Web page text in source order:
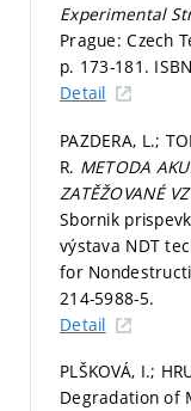
Experimental
Prague: Czech
p. 173-181.
Detail
PAZDERA, L.;
R. METODA
ZATĚŽOVANÉ
Sbornik
výstava NDT
for
214-5988-5.
Detail
PLŠKOVÁ, I.;
Degradation of